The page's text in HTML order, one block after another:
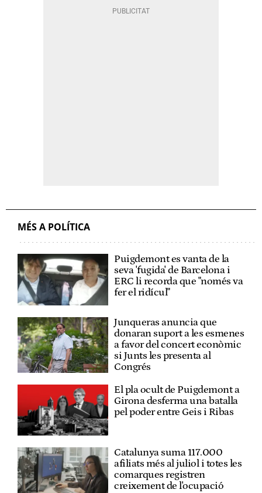
MÉS A POLÍTICA
Puigdemont es vanta de la
seva 'fugida' de Barcelona i
ERC li recorda que "només va
fer el ridícul"
Junqueras anuncia que
donaran suport a les esmenes
a favor del concert econòmic
si Junts les presenta al
Congrés
El pla ocult de Puigdemont a
Girona desferma una batalla
pel poder entre Geis i Ribas
Catalunya suma 117.000
afiliats més al juliol i totes les
comarques registren
creixement de l'ocupació